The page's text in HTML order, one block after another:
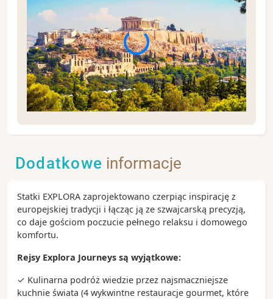
Pireus jest jednym z największych portów na Morzu
Aten. Oczywiście, bliskość stolicy Grecji stanowi
statkach wycieczkowych.
Zobacz koniecznie:
- mistyczny Akropol, najsłynniejszy starożytny
- położona u stóp Akropolu dzielnica Plaka wraz z
- plac Monastiraki
- Narodowe Muzeum Archeologiczne
Dodatkowe informacje
Statki EXPLORA zaprojektowano czerpiąc inspirację z
europejskiej tradycji i łącząc ją ze szwajcarską precyzją,
co daje gościom poczucie pełnego relaksu i domowego
komfortu.
Rejsy Explora Journeys są wyjątkowe:
✓ Kulinarna podróż wiedzie przez najsmaczniejsze
kuchnie świata (4 wykwintne restauracje gourmet, które